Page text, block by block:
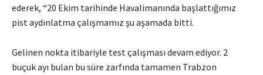
ederek, “20 Ekim tarihinde Havalimanında başlattığımız
pist aydınlatma çalışmamız şu aşamada bitti.
Gelinen nokta itibariyle test çalışması devam ediyor. 2
buçuk ayı bulan bu süre zarfında tamamen Trabzon